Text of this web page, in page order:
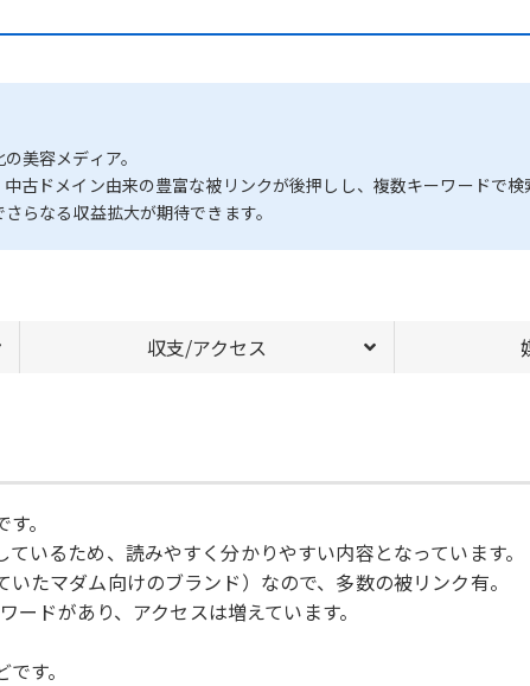
美容メディア。
古ドメイン由来の豊富な被リンクが後押しし、複数キーワードで検
らなる収益拡大が期待できます。
収支/アクセス
。
いるため、読みやすく分かりやすい内容となっています。
たマダム向けのブランド）なので、多数の被リンク有。
ドがあり、アクセスは増えています。
す。